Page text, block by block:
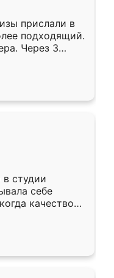
прислали в
подходящий.
Через 3
Остались
Ренессанс
студии
себе
качеством
уже почти